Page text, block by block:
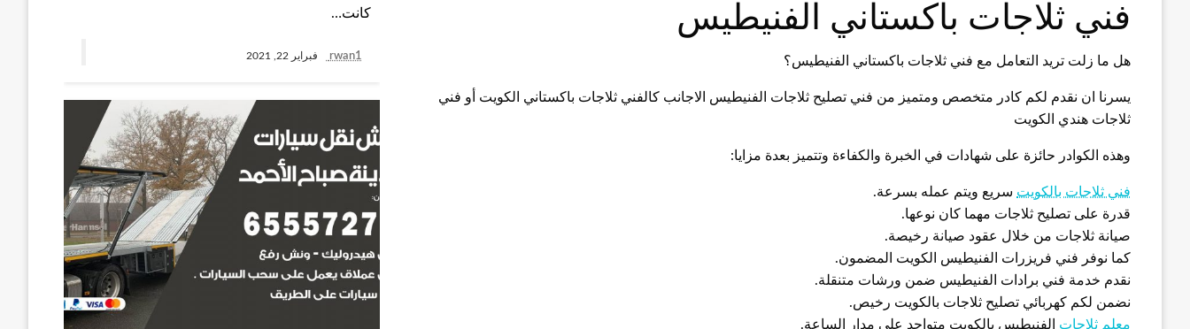
فني ثلاجات باكستاني الفنيطيس
هل ما زلت تريد التعامل مع فني ثلاجات باكستاني الفنيطيس؟
يسرنا ان نقدم لكم كادر متخصص ومتميز من فني تصليح ثلاجات الفنيطيس الاجانب كالفني ثلاجات باكستاني الكويت أو فني
ثلاجات هندي الكويت
وهذه الكوادر حائزة على شهادات في الخبرة والكفاءة وتتميز بعدة مزايا:
فني ثلاجات بالكويت سريع ويتم عمله بسرعة.
قدرة على تصليح ثلاجات مهما كان نوعها.
صيانة ثلاجات من خلال عقود صيانة رخيصة.
كما نوفر فني فريزرات الفنيطيس الكويت المضمون.
نقدم خدمة فني برادات الفنيطيس ضمن ورشات متنقلة.
نضمن لكم كهربائي تصليح ثلاجات بالكويت رخيص.
معلم ثلاجات الفنيطيس بالكويت متواجد على مدار الساعة.
كانت…
rwan1 فبراير 22, 2021